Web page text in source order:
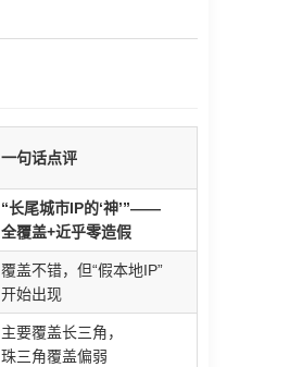
一句话点评
“长尾城市IP的‘神’”——
全覆盖+近乎零造假
覆盖不错，但“假本地IP”
开始出现
主要覆盖长三角，
珠三角覆盖偏弱